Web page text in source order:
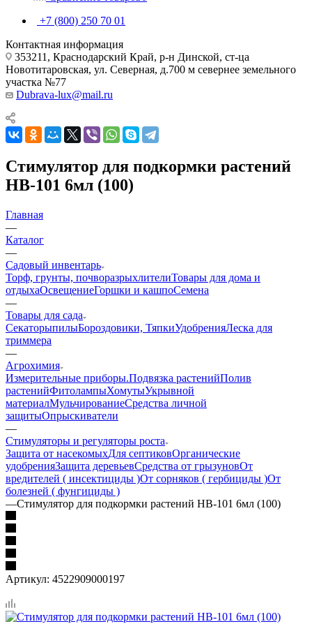
+7 (800) 250 70 01
Контактная информация
353211, Краснодарский Край, р-н Динской, ст-ца
Новотитаровская, ул. Северная, д.700 м севернее земельного
участка №77
Dubrava-lux@mail.ru
Стимулятор для подкормки растений
НВ-101 6мл (100)
Главная
—
Каталог
—
Садовый инвентарь
Торф, грунты, почворазрыхлителиТовары для дома и
отдыхаОсвещениеГоршки и кашпоСемена
—
Товары для сада
СекаторыпилыБороздовики, ТяпкиУдобренияЛеска для
триммера
—
Агрохимия
Измерительные приборы.Подвязка растенийПолив
растенийФитолампыХомутыУкрывной
материалМульчированиеСредства личной
защитыОпрыскиватели
—
Стимуляторы и регуляторы роста
Защита от насекомыхДля септиковОрганические
удобренияЗащита деревьевСредства от грызуновОт
вредителей ( инсектициды )От сорняков ( гербициды )От
болезней ( фунгициды )
—Стимулятор для подкормки растений НВ-101 6мл (100)
Артикул: 4522909000197